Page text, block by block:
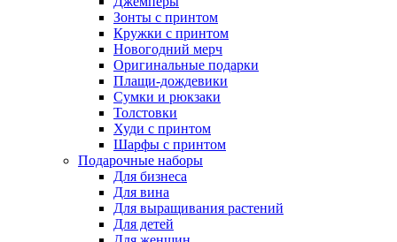
Зонты с принтом
Кружки с принтом
Новогодний мерч
Оригинальные подарки
Плащи-дождевики
Сумки и рюкзаки
Толстовки
Худи с принтом
Шарфы с принтом
Подарочные наборы
Для бизнеса
Для вина
Для выращивания растений
Для детей